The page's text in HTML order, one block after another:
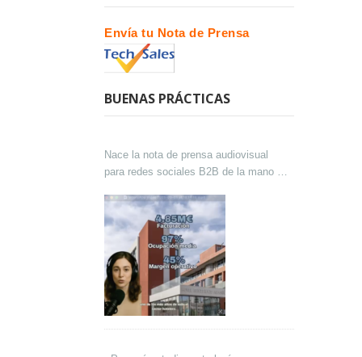
Envía tu Nota de Prensa
BUENAS PRÁCTICAS
Nace la nota de prensa audiovisual
para redes sociales B2B de la mano de